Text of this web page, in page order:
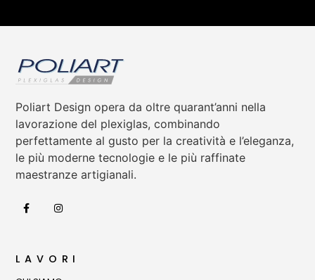
Poliart Design opera da oltre quarant’anni nella
lavorazione del plexiglas, combinando
perfettamente al gusto per la creatività e l’eleganza,
le più moderne tecnologie e le più raffinate
maestranze artigianali.
LAVORI